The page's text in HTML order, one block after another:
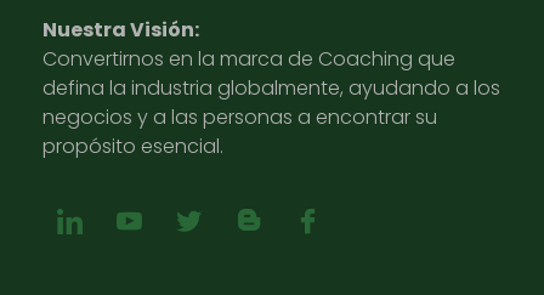
Nuestra Visión:
Convertirnos en la marca de Coaching que
defina la industria globalmente, ayudando a los
negocios y a las personas a encontrar su
propósito esencial.